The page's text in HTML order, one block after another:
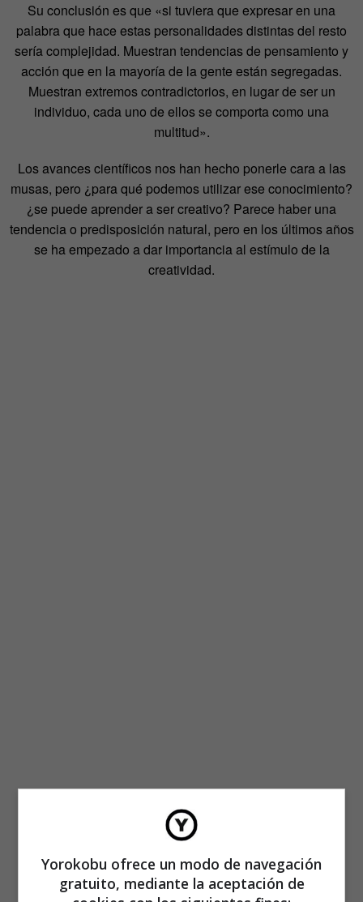
Su conclusión es que «si tuviera que expresar en una
palabra que hace estas personalidades distintas del resto
sería complejidad. Muestran tendencias de pensamiento y
acción que en la mayoría de la gente están segregadas.
Muestran extremos contradictorios, en lugar de ser un
individuo, cada uno de ellos se comporta como una
multitud».
Los avances científicos nos han hecho ponerle cara a las
musas, pero ¿para qué podemos utilizar ese conocimiento?
¿se puede aprender a ser creativo? Parece haber una
tendencia o predisposición natural, pero en los últimos años
se ha empezado a dar importancia al estímulo de la
creatividad.
Yorokobu ofrece un modo de navegación
gratuito, mediante la aceptación de